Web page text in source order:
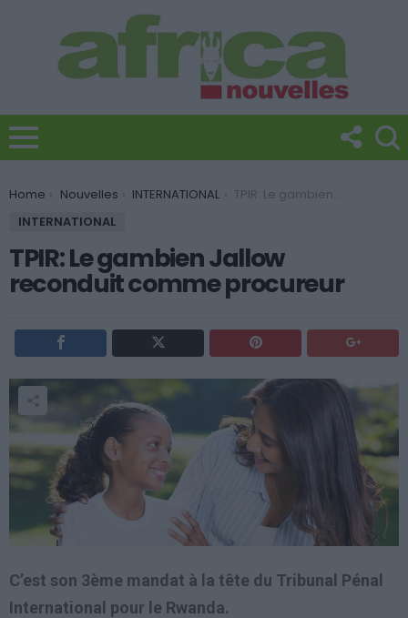
You are here:
Home Nouvelles INTERNATIONAL
TPIR: Le gambien Jallow reconduit comme procureur
INTERNATIONAL
TPIR: Le gambien Jallow
reconduit comme procureur
C’est son 3ème mandat à la tête du Tribunal Pénal
International pour le Rwanda.